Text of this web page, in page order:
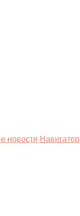
новости Навигатор